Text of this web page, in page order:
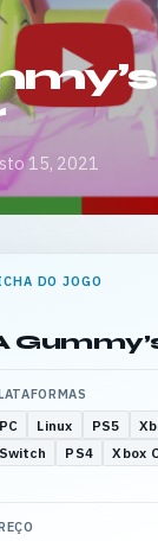
15, 2021
DO JOGO
PC Linux PS5
Switch
PS4 Xbox